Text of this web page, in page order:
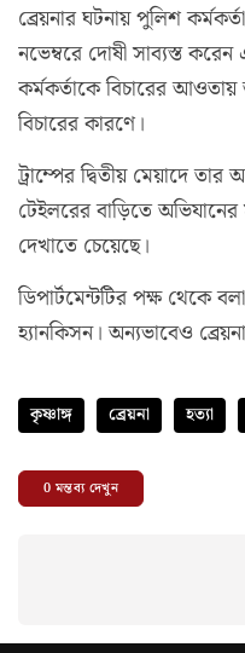
ব্রেয়নার ঘটনায় পুলিশ
নভেম্বরে দোষী সাব্যস্ত
কর্মকর্তাকে বিচারের আওতায়
বিচারের কারণে।
ট্রাম্পের দ্বিতীয় মেয়াদে তার
টেইলরের বাড়িতে
দেখাতে চেয়েছে।
ডিপার্টমেন্টটির পক্ষ থেকে
হ্যানকিসন। অন্যভাবেও
কৃষ্ণাঙ্গ ব্রেয়না হত্যা
0মন্তব্য দেখুন